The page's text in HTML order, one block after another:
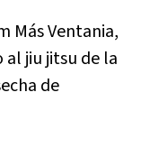
Más Ventania,
al jiu jitsu de la
de